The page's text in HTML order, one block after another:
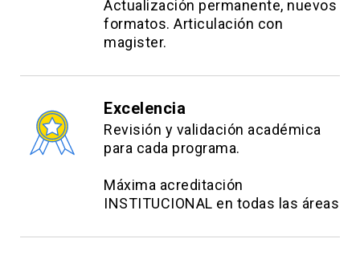
Actualización permanente, nuevos
formatos. Articulación con
magister.
Excelencia
Revisión y validación académica
para cada programa.
Máxima acreditación
INSTITUCIONAL en todas las áreas